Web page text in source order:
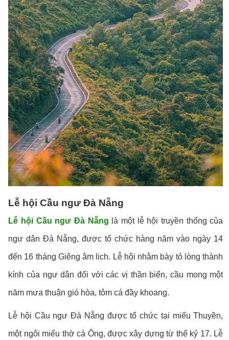
Lễ hội Cầu ngư Đà Nẵng
Lễ hội Cầu ngư Đà Nẵng là một lễ hội truyền thống của
ngư dân Đà Nẵng, được tổ chức hàng năm vào ngày 14
đến 16 tháng Giêng âm lịch. Lễ hội nhằm bày tỏ lòng thành
kính của ngư dân đối với các vị thần biển, cầu mong một
năm mưa thuận gió hòa, tôm cá đầy khoang.
Lễ hội Cầu ngư Đà Nẵng được tổ chức tại miếu Thuyền,
một ngôi miếu thờ cá Ông, được xây dựng từ thế kỷ 17. Lễ